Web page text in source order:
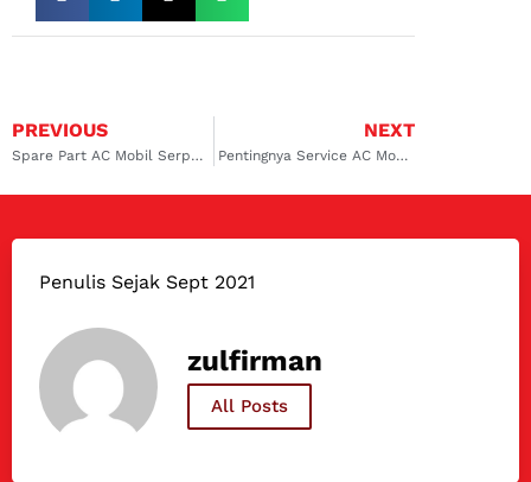
PREVIOUS
Spare Part AC Mobil Serpong: Panduan Lengkap untuk Perawatan dan Penggantian
NEXT
Pentingnya Service AC Mobil Fortuner di Serpong
Penulis Sejak Sept 2021
zulfirman
All Posts